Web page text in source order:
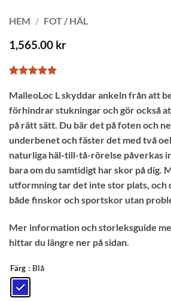
HEM / FOT / HÄL
1,565.00 kr
av 5
kundrecensioner
MalleoLoc L skyddar ankeln från att
förhindrar stukningar och gör också
på rätt sätt. Du bär det på foten och
underbenet och fäster det med två
naturliga häl-till-tå-rörelse påverkas
bara om du samtidigt har skor på dig.
utformning tar det inte stor plats, och
både finskor och sportskor utan
Mer information och storleksguide
hittar du längre ner på sidan.
Färg : Blå